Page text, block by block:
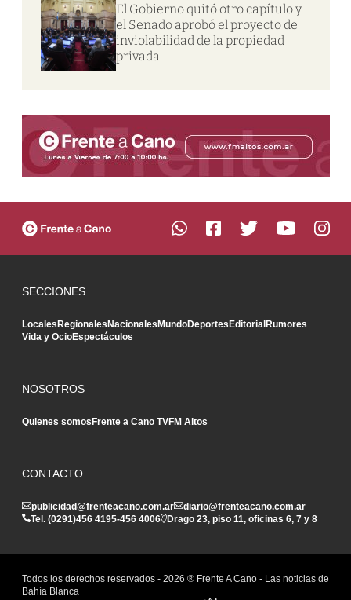
El Gobierno quitó otro capítulo y
el Senado aprobó el proyecto de
inviolabilidad de la propiedad
privada
SECCIONES
LocalesRegionalesNacionalesMundoDeportesEditorialRumores
Vida y OcioEspectáculos
NOSOTROS
Quienes somosFrente a Cano TVFM Altos
CONTACTO
publicidad@frenteacano.com.ar
diario@frenteacano.com.ar
Tel. (0291)456 4195-456 4006 Drago 23, piso 11, oficinas 6, 7 y 8
Todos los derechos reservados - 2026 ® Frente A Cano - Las noticias de
Bahía Blanca